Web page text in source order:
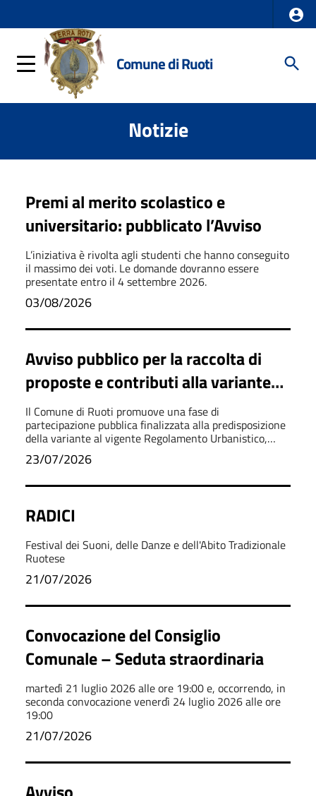
Comune di Ruoti
Notizie
Premi al merito scolastico e
universitario: pubblicato l’Avviso
L’iniziativa è rivolta agli studenti che hanno conseguito
il massimo dei voti. Le domande dovranno essere
presentate entro il 4 settembre 2026.
03/08/2026
Avviso pubblico per la raccolta di
proposte e contributi alla variante
del Regolamento Urbanistico
Il Comune di Ruoti promuove una fase di
partecipazione pubblica finalizzata alla predisposizione
della variante al vigente Regolamento Urbanistico,
invitando cittadini, professionisti, imprese e
stakeholder a presentare contributi e proposte
23/07/2026
RADICI
Festival dei Suoni, delle Danze e dell'Abito Tradizionale
Ruotese
21/07/2026
Convocazione del Consiglio
Comunale – Seduta straordinaria
martedì 21 luglio 2026 alle ore 19:00 e, occorrendo, in
seconda convocazione venerdì 24 luglio 2026 alle ore
19:00
21/07/2026